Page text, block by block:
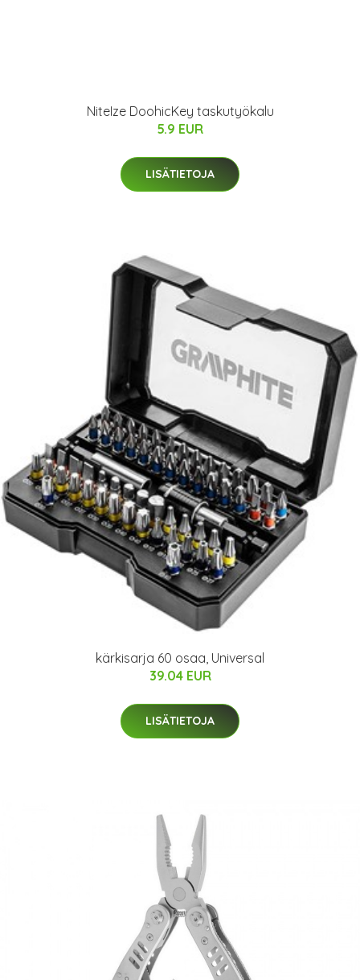
NiteIze DoohicKey taskutyökalu
5.9 EUR
LISÄTIETOJA
kärkisarja 60 osaa, Universal
39.04 EUR
LISÄTIETOJA